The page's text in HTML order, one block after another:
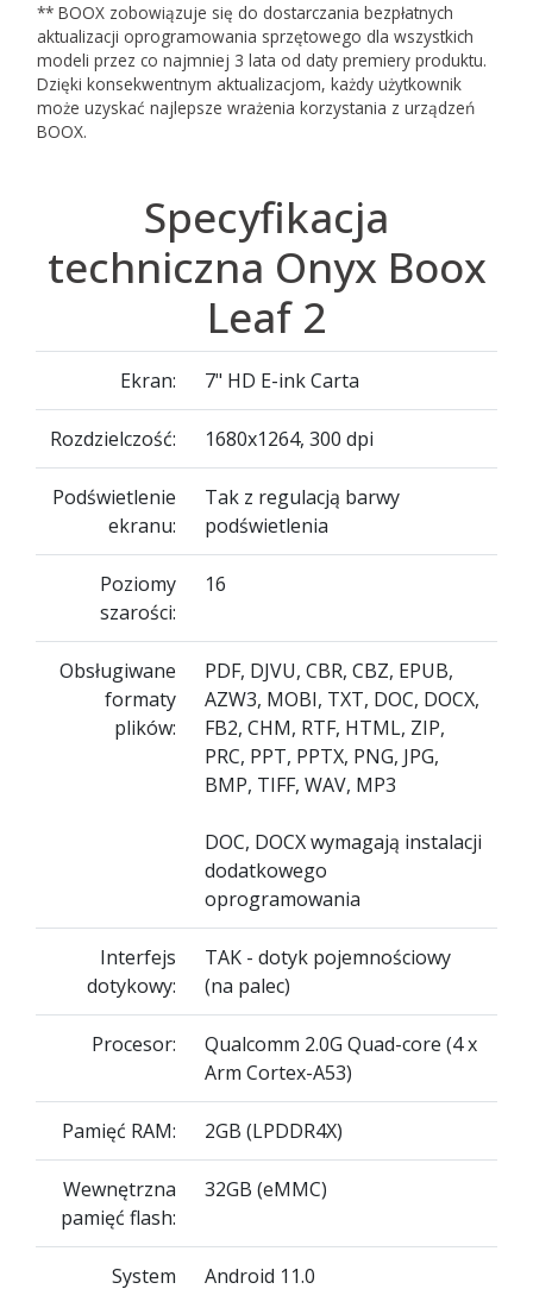
** BOOX zobowiązuje się do dostarczania bezpłatnych
aktualizacji oprogramowania sprzętowego dla wszystkich
modeli przez co najmniej 3 lata od daty premiery produktu.
Dzięki konsekwentnym aktualizacjom, każdy użytkownik
może uzyskać najlepsze wrażenia korzystania z urządzeń
BOOX.
Specyfikacja
techniczna Onyx Boox
Leaf 2
Ekran: 7" HD E-ink Carta
Rozdzielczość: 1680x1264, 300 dpi
Podświetlenie
ekranu:
Tak z regulacją barwy
podświetlenia
Poziomy
szarości:
16
Obsługiwane
formaty
plików:
PDF, DJVU, CBR, CBZ, EPUB,
AZW3, MOBI, TXT, DOC, DOCX,
FB2, CHM, RTF, HTML, ZIP,
PRC, PPT, PPTX, PNG, JPG,
BMP, TIFF, WAV, MP3
DOC, DOCX wymagają instalacji
dodatkowego
oprogramowania
Interfejs
dotykowy:
TAK - dotyk pojemnościowy
(na palec)
Procesor:
Qualcomm 2.0G Quad-core (4 x
Arm Cortex-A53)
Pamięć RAM: 2GB (LPDDR4X)
Wewnętrzna
pamięć flash:
32GB (eMMC)
System Android 11.0